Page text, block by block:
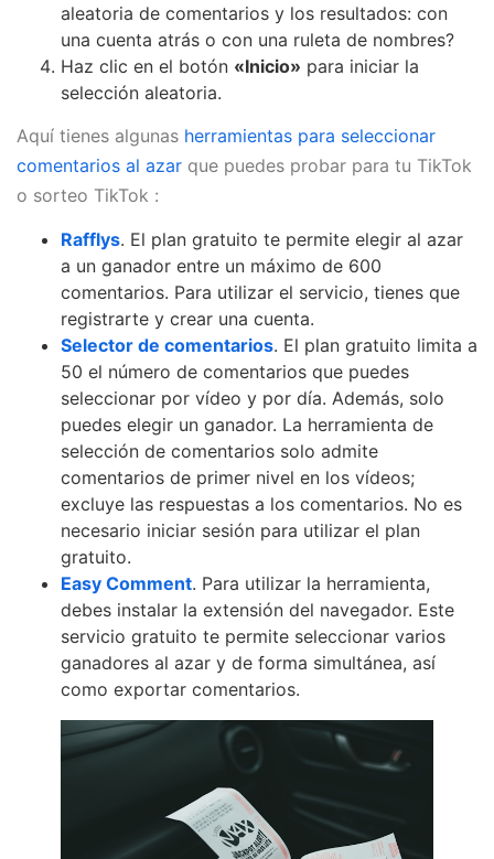
aleatoria de comentarios y los resultados: con
una cuenta atrás o con una ruleta de nombres?
Haz clic en el botón «Inicio» para iniciar la
selección aleatoria.
Aquí tienes algunas herramientas para seleccionar
comentarios al azar que puedes probar para tu TikTok
o sorteo TikTok :
Rafflys. El plan gratuito te permite elegir al azar
a un ganador entre un máximo de 600
comentarios. Para utilizar el servicio, tienes que
registrarte y crear una cuenta.
Selector de comentarios. El plan gratuito limita a
50 el número de comentarios que puedes
seleccionar por vídeo y por día. Además, solo
puedes elegir un ganador. La herramienta de
selección de comentarios solo admite
comentarios de primer nivel en los vídeos;
excluye las respuestas a los comentarios. No es
necesario iniciar sesión para utilizar el plan
gratuito.
Easy Comment. Para utilizar la herramienta,
debes instalar la extensión del navegador. Este
servicio gratuito te permite seleccionar varios
ganadores al azar y de forma simultánea, así
como exportar comentarios.